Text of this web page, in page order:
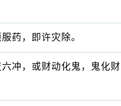
药，即许灾除。
冲，或财动化鬼，鬼化财